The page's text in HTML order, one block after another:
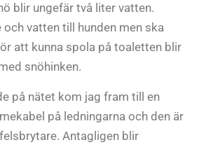
blir ungefär två liter vatten.
vatten till hunden men ska
att kunna spola på toaletten blir
snöhinken.
på nätet kom jag fram till en
på ledningarna och den är
Antagligen blir